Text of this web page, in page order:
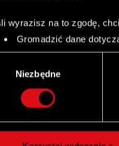
wyrazisz na to zgodę,
Gromadzić dane
Identyfikować Twoje
się więcej odnośnie
. W Deklaracji
pliki cookie
Niezbędne